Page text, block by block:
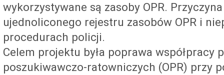
wykorzystywane są zasoby OPR.
ujednoliconego rejestru zasobów OPR i
procedurach policji.
Celem projektu była poprawa współpracy
poszukiwawczo-ratowniczych (OPR) przy